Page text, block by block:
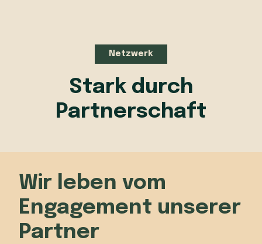
Netzwerk
Stark durch
Partnerschaft
Wir leben vom
Engagement unserer
Partner